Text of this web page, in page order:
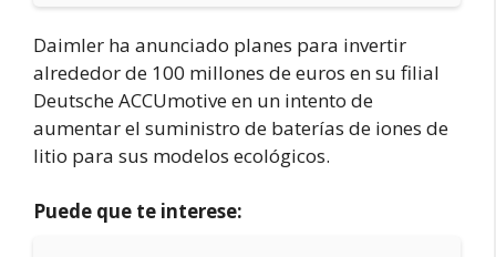
Daimler ha anunciado planes para invertir
alrededor de 100 millones de euros en su filial
Deutsche ACCUmotive en un intento de
aumentar el suministro de baterías de iones de
litio para sus modelos ecológicos.
Puede que te interese: